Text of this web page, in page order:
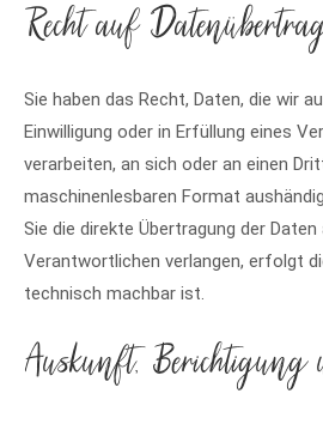
Recht auf
Sie haben das Recht, Daten, die wir
Einwilligung oder in Erfüllung eines
verarbeiten, an sich oder an einen
maschinenlesbaren Format
Sie die direkte Übertragung der Daten
Verantwortlichen verlangen, erfolgt
technisch machbar ist.
Auskunft,